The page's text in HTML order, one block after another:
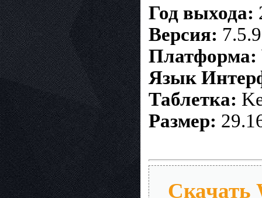
Год выхода:
Версия:
Платформа:
Язык
Таблетка:
Размер:
Скачать